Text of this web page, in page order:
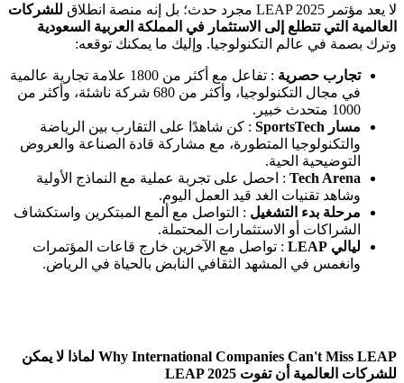
لا يعد مؤتمر LEAP 2025 مجرد حدث؛ بل إنه منصة انطلاق
للشركات
العالمية التي تتطلع إلى الاستثمار في المملكة العربية السعودية
وترك بصمة في عالم التكنولوجيا. وإليك ما يمكنك توقعه:
تجارب حصرية
: تفاعل مع أكثر من 1800 علامة تجارية عالمية
في مجال التكنولوجيا، وأكثر من 680 شركة ناشئة، وأكثر من
1000 متحدث خبير.
مسار SportsTech
: كن شاهدًا على التقارب بين الرياضة
والتكنولوجيا المتطورة، مع مشاركة قادة الصناعة والعروض
التوضيحية الحية.
Tech Arena : احصل على تجربة عملية مع النماذج الأولية
وشاهد تقنيات الغد قيد العمل اليوم.
مرحلة بدء التشغيل : التواصل مع ألمع المبتكرين واستكشاف
الشراكات أو الاستثمارات المحتملة.
ليالي LEAP
: تواصل مع الآخرين خارج قاعات المؤتمرات
وانغمس في المشهد الثقافي النابض بالحياة في الرياض.
Why International Companies Can't Miss LEAP لماذا لا يمكن
للشركات العالمية أن تفوت LEAP 2025